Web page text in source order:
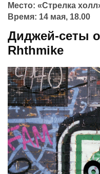
Место: «Стрелка
Время: 14 мая, 18.00
Диджей-сеты
Rhthmike